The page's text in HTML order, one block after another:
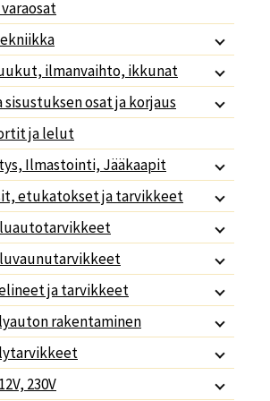
ilmanvaihto, ikkunat
sisustuksen osat ja korjaus
ja lelut
Ilmastointi, Jääkaapit
etukatokset ja tarvikkeet
ja tarvikkeet
rakentaminen
230V